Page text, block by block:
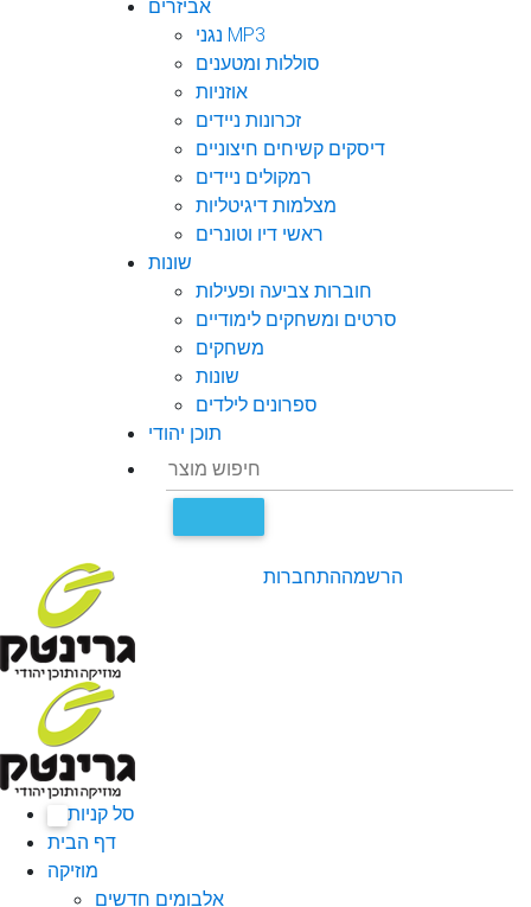
אביזרים
נגני MP3
סוללות ומטענים
אוזניות
זכרונות ניידים
דיסקים קשיחים חיצוניים
רמקולים ניידים
מצלמות דיגיטליות
ראשי דיו וטונרים
שונות
חוברות צביעה ופעילות
סרטים ומשחקים לימודיים
משחקים
שונות
ספרונים לילדים
תוכן יהודי
התחברותהרשמה
סל קניות
דף הבית
מוזיקה
אלבומים חדשים